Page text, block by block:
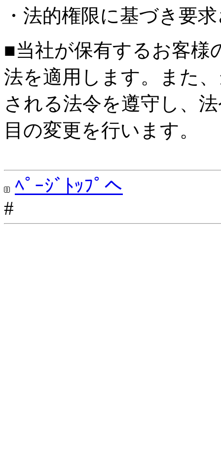
・法的権限に基づき要
■当社が保有するお客様
法を適用します。また
される法令を遵守し、
目の変更を行います。
ﾍﾟｰｼﾞﾄｯﾌﾟへ
#